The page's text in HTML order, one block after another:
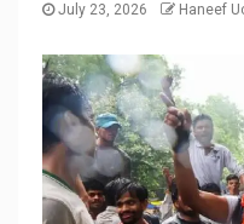
July 23, 2026 Haneef